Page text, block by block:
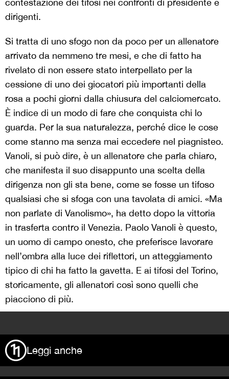
dirigenti.
Si tratta di uno sfogo non da poco per un allenatore
arrivato da nemmeno tre mesi, e che di fatto ha
rivelato di non essere stato interpellato per la
cessione di uno dei giocatori più importanti della
rosa a pochi giorni dalla chiusura del calciomercato.
È indice di un modo di fare che conquista chi lo
guarda. Per la sua naturalezza, perché dice le cose
come stanno ma senza mai eccedere nel piagnisteo.
Vanoli, si può dire, è un allenatore che parla chiaro,
che manifesta il suo disappunto una scelta della
dirigenza non gli sta bene, come se fosse un tifoso
qualsiasi che si sfoga con una tavolata di amici. «Ma
non parlate di Vanolismo», ha detto dopo la vittoria
in trasferta contro il Venezia. Paolo Vanoli è questo,
un uomo di campo onesto, che preferisce lavorare
nell’ombra alla luce dei riflettori, un atteggiamento
tipico di chi ha fatto la gavetta. E ai tifosi del Torino,
storicamente, gli allenatori così sono quelli che
piacciono di più.
Leggi anche